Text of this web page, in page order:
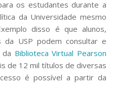
os estudantes durante a
da Universidade mesmo
disso é que alunos,
da USP podem consultar e
Biblioteca Virtual Pearson
de 12 mil títulos de diversas
é possível a partir da